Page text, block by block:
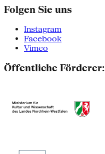
Folgen Sie uns
Instagram
Facebook
Vimeo
Öffentliche Förderer: